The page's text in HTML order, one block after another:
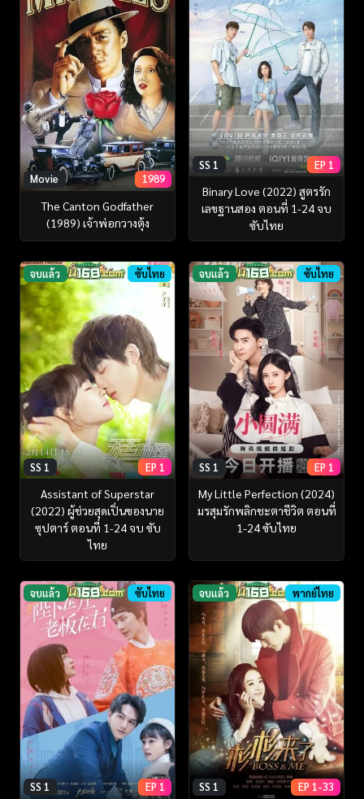
Movie 1989
The Canton Godfather
(1989) เจ้าพ่อกวางตุ้ง
SS 1 EP 1
Binary Love (2022) สูตรรัก
เลขฐานสอง ตอนที่ 1-24 จบ
ซับไทย
จบแล้ว ซับไทย
SS 1 EP 1
Assistant of Superstar
(2022) ผู้ช่วยสุดเปิ่นของนาย
ซุปตาร์ ตอนที่ 1-24 จบ ซับ
ไทย
จบแล้ว ซับไทย
SS 1 EP 1
My Little Perfection (2024)
มรสุมรักพลิกชะตาชีวิต ตอนที่
1-24 ซับไทย
จบแล้ว ซับไทย
SS 1 EP 1
จบแล้ว พากย์ไทย
SS 1 EP 1-33